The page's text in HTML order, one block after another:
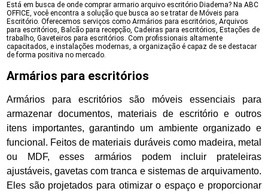
Está em busca de onde comprar armario arquivo escritório Diadema? Na ABC
OFFICE, você encontra a solução que busca ao se tratar de Móveis para
Escritório. Oferecemos serviços como Armários para escritórios, Arquivos
para escritórios, Balcão para recepção, Cadeiras para escritórios, Estações de
trabalho, Gaveteiros para escritórios. Com profissionais altamente
capacitados, e instalações modernas, a organização é capaz de se destacar
de forma positiva no mercado.
Armários para escritórios
Armários para escritórios são móveis essenciais para
armazenar documentos, materiais de escritório e outros
itens importantes, garantindo um ambiente organizado e
funcional. Feitos de materiais duráveis como madeira, metal
ou MDF, esses armários podem incluir prateleiras
ajustáveis, gavetas com tranca e sistemas de arquivamento.
Eles são projetados para otimizar o espaço e proporcionar